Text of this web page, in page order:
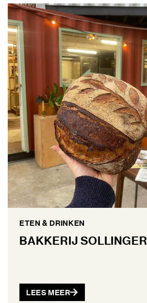
ETEN & DRINKEN
BAKKERIJ SOLLINGER
LEES MEER